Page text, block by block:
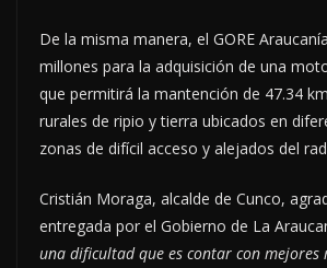
De la misma manera, el GORE
millones para la adquisición de una
que permitirá la mantención de 47.34
rurales de ripio y tierra ubicados en
zonas de difícil acceso y alejados del
Cristián Moraga, alcalde de Cunco,
entregada por el Gobierno de La
una dificultad que es contar con mejores